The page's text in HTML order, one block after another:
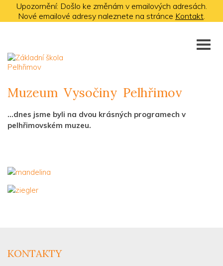
Upozornění: Došlo ke změnám v emailových adresách.
Nové emailové adresy naleznete na stránce Kontakt.
Muzeum Vysočiny Pelhřimov
...dnes jsme byli na dvou krásných programech v
pelhřimovském muzeu.
KONTAKTY